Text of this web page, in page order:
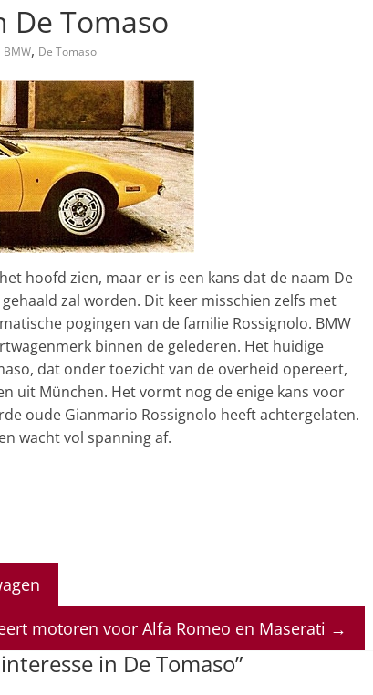
De Tomaso
BMW, De Tomaso
hoofd zien, maar er is een kans dat de naam De
zal worden. Dit keer misschien zelfs met
pogingen van de familie Rossignolo. BMW
binnen de gelederen. Het huidige
dat onder toezicht van de overheid opereert,
uit München. Het vormt nog de enige kans voor
oude Gianmario Rossignolo heeft achtergelaten.
wacht vol spanning af.
motoren voor Alfa Romeo en Maserati →
in De Tomaso”